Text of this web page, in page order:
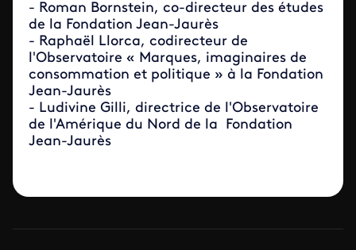
- Roman Bornstein, co-directeur des études
de la Fondation Jean-Jaurès
- Raphaël Llorca, codirecteur de
l'Observatoire « Marques, imaginaires de
consommation et politique » à la Fondation
Jean-Jaurès
- Ludivine Gilli, directrice de l'Observatoire
de l'Amérique du Nord de la Fondation
Jean-Jaurès